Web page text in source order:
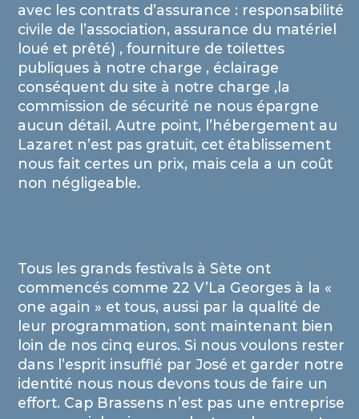
avec les contrats d’assurance : responsabilité
civile de l’association, assurance du matériel
loué et prêté) , fourniture de toilettes
publiques à notre charge , éclairage
conséquent du site à notre charge ,la
commission de sécurité ne nous épargne
aucun détail. Autre point, l’hébergement au
Lazaret n’est pas gratuit, cet établissement
nous fait certes un prix, mais cela a un coût
non négligeable.
Tous les grands festivals à Sète ont
commencés comme 22 V’La Georges à la «
one again » et tous, aussi par la qualité de
leur programmation, sont maintenant bien
loin de nos cinq euros. Si nous voulons rester
dans l’esprit insufflé par José et garder notre
identité nous nous devons tous de faire un
effort. Cap Brassens n’est pas une entreprise